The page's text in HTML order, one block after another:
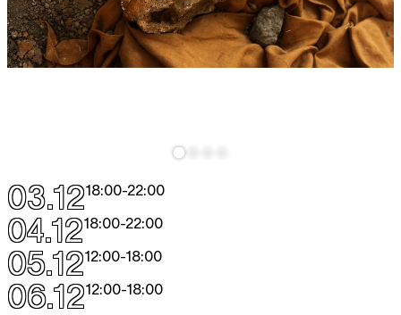
03.1218:00-22:00
04.1218:00-22:00
05.1212:00-18:00
06.1212:00-18:00